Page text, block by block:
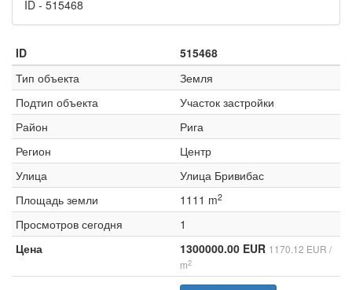
ID - 515468
ID
515468
Тип объекта
Земля
Подтип объекта
Участок застройки
Район
Рига
Регион
Центр
Улица
Улица Бривибас
Площадь земли
1111 m2
Просмотров сегодня
1
Цена
1300000.00 EUR 1170.12 EUR /
m2